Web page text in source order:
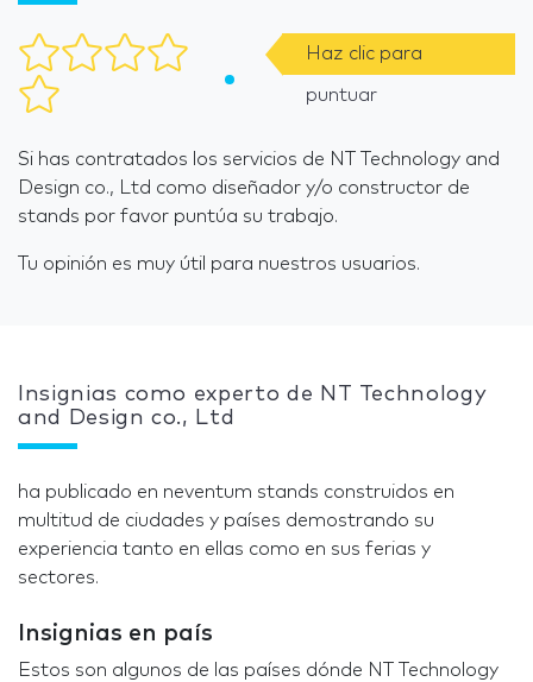
Haz clic para
puntuar
Si has contratados los servicios de NT Technology and
Design co., Ltd como diseñador y/o constructor de
stands por favor puntúa su trabajo.
Tu opinión es muy útil para nuestros usuarios.
Insignias como experto de NT Technology
and Design co., Ltd
ha publicado en neventum stands construidos en
multitud de ciudades y países demostrando su
experiencia tanto en ellas como en sus ferias y
sectores.
Insignias en país
Estos son algunos de las países dónde NT Technology